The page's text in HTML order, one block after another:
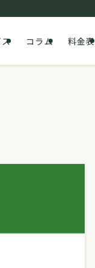
コラム 料金表